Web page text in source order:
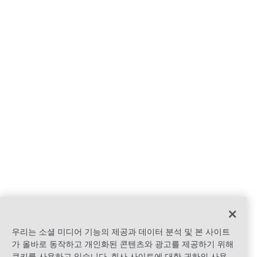
우리는 소셜 미디어 기능의 제공과 데이터 분석 및 본 사이트
가 올바로 동작하고 개인화된 콘텐츠와 광고를 제공하기 위해